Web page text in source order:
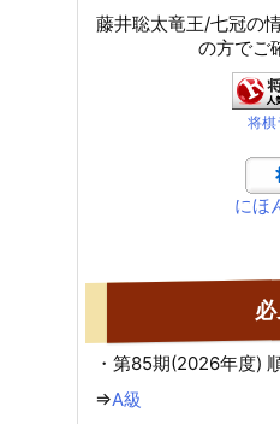
藤井聡太竜王/七冠の情
の方でご
将棋
にほ
・第85期(2026年度)
⇒A級